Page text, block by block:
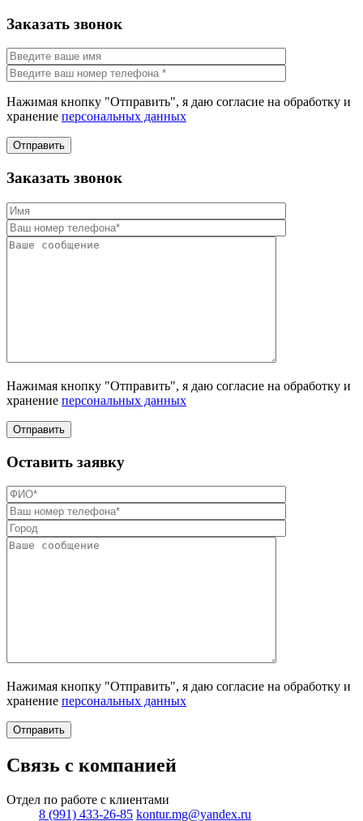
Заказать звонок
Нажимая кнопку "Отправить", я даю согласие на обработку и
хранение персональных данных
Отправить
Заказать звонок
Нажимая кнопку "Отправить", я даю согласие на обработку и
хранение персональных данных
Отправить
Оставить заявку
Нажимая кнопку "Отправить", я даю согласие на обработку и
хранение персональных данных
Отправить
Связь с компанией
Отдел по работе с клиентами
8 (991) 433-26-85 kontur.mg@yandex.ru